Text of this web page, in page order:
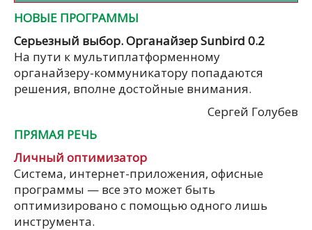
НОВЫЕ ПРОГРАММЫ
Серьезный выбор. Органайзер Sunbird 0.2
На пути к мультиплатформенному
органайзеру-коммуникатору попадаются
решения, вполне достойные внимания.
Сергей Голубев
ПРЯМАЯ РЕЧЬ
Личный оптимизатор
Система, интернет-приложения, офисные
программы — все это может быть
оптимизировано с помощью одного лишь
инструмента.